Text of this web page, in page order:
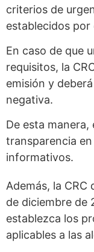
criterios de
establecidos por
En caso de que
requisitos, la
emisión y
negativa.
De esta
transparencia
informativos.
Además, la CRC
de diciembre de
establezca los
aplicables a las